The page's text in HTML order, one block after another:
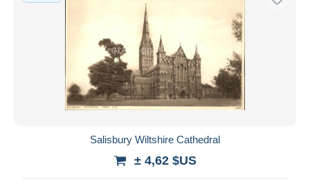
Salisbury Wiltshire Cathedral
± 4,62 $US